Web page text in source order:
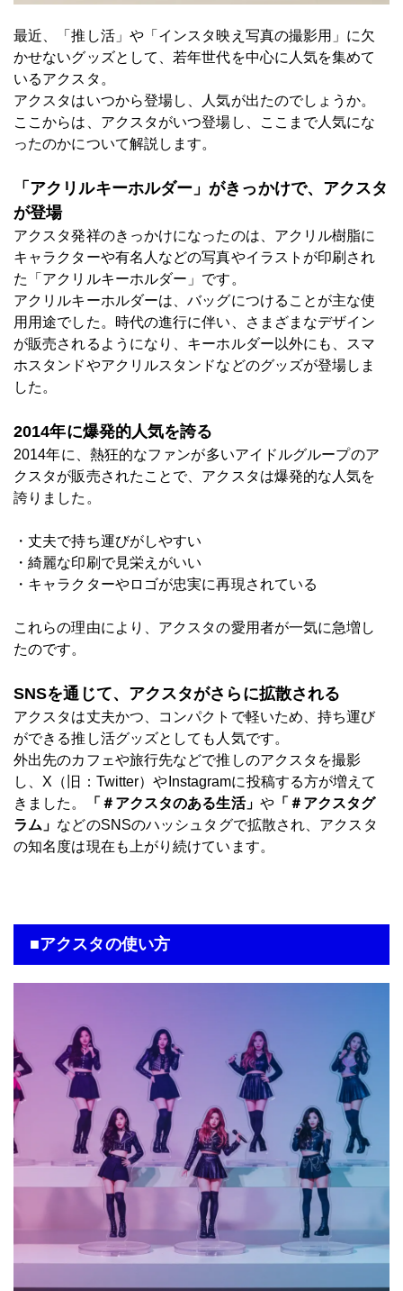
最近、「推し活」や「インスタ映え写真の撮影用」に欠
かせないグッズとして、若年世代を中心に人気を集めて
いるアクスタ 。
アクスタはいつから登場し、人気が出たのでしょうか。
ここからは、アクスタがいつ登場し、ここまで人気にな
ったのかについて解説します。
「アクリルキーホルダー」がきっかけで、アクスタ
が登場
アクスタ発祥のきっかけになったのは、アクリル樹脂に
キャラクターや有名人などの写真やイラストが印刷され
た「アクリルキーホルダー」です。
アクリルキーホルダーは、バッグにつけることが主な使
用用途でした。時代の進行に伴い、さまざまなデザイン
が販売されるようになり、キーホルダー以外にも、スマ
ホスタンドやアクリルスタンドなどのグッズが登場しま
した。
2014年に爆発的人気を誇る
2014年に、熱狂的なファンが多いアイドルグループのア
クスタが販売されたことで、アクスタは爆発的な人気を
誇りました。
・丈夫で持ち運びがしやすい
・綺麗な印刷で見栄えがいい
・キャラクターやロゴが忠実に再現されている
これらの理由により、アクスタの愛用者が一気に急増し
たのです。
SNSを通じて、アクスタがさらに拡散される
アクスタは丈夫かつ、コンパクトで軽いため、持ち運び
ができる推し活グッズとしても人気です。
外出先のカフェや旅行先などで推しのアクスタを撮影
し、X（旧：Twitter）やInstagramに投稿する方が増えて
きました。
「＃アクスタのある生活」 や「＃アクスタグ
ラム」 などのSNSのハッシュタグで拡散され、アクスタ
の知名度は現在も上がり続けています。
■アクスタの使い方